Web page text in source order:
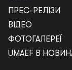
ПРЕС-РЕЛІЗИ
ВІДЕО
ФОТОГАЛЕРЕЇ
UMAEF В